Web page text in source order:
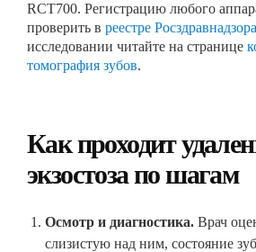
RCT700. Регистрацию любого
проверить в реестре Росздравнадзора
исследовании читайте на странице
томография зубов.
Как проходит
экзостоза по шагам
Осмотр и диагностика. Врач
слизистую над ним, состояние